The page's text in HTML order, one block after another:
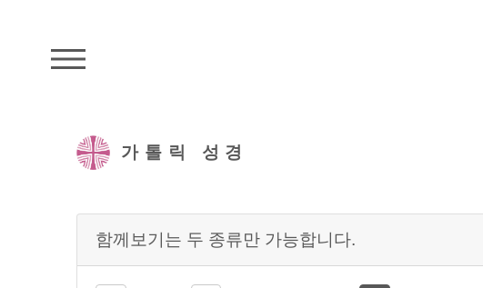
가톨릭 성경
함께보기는 두 종류만 가능합니다.